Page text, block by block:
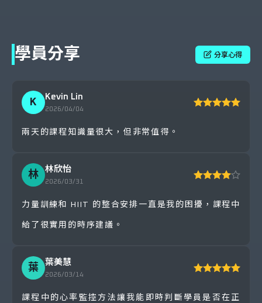
根據訓練目標選擇短間歇、中間歇、長間
6 完成個人或團隊體能課表
7
學員分享 分享心得
K
Kevin Lin
2026/04/04
兩天的課程知識量很大，但非常值得。
林
林欣怡
2026/03/31
力量訓練和 HIIT 的整合安排一直是我的困擾，課程中
給了很實用的時序建議。
葉
葉美慧
2026/03/14
課程中的心率監控方法讓我能即時判斷學員是否在正